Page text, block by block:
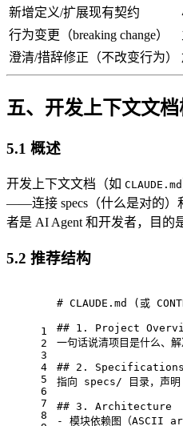
新增定义/扩展现有契约
行为变更（breaking change）
澄清/措辞修正（不改变行为）
五、开发上下文文档
5.1 概述
开发上下文文档（如 CLAUDE.md
——连接 specs（什么是对的）
者是 AI Agent 和开发者，目的
5.2 推荐结构
1
2
3
4
5
6
7
8
# CLAUDE.md (或
## 1. Project
一句话说清项目是什么、解
## 2. Specifications
指向 specs/ 目录，声
## 3. Architecture
- 模块依赖图（ASCII